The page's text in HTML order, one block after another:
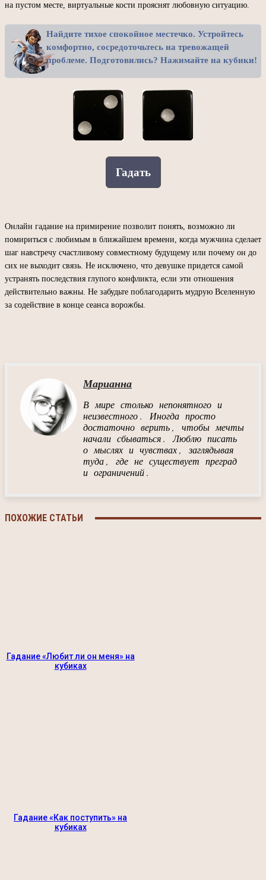
на пустом месте, виртуальные кости прояснят любовную ситуацию.
Найдите тихое спокойное местечко. Устройтесь
комфортно, сосредоточьтесь на тревожащей
проблеме. Подготовились? Нажимайте на кубики!
Гадать
Онлайн гадание на примирение позволит понять, возможно ли
помириться с любимым в ближайшем времени, когда мужчина сделает
шаг навстречу счастливому совместному будущему или почему он до
сих не выходит связь. Не исключено, что девушке придется самой
устранять последствия глупого конфликта, если эти отношения
действительно важны. Не забудьте поблагодарить мудрую Вселенную
за содействие в конце сеанса ворожбы.
Марианна
В мире столько непонятного и
неизвестного. Иногда просто
достаточно верить, чтобы мечты
начали сбываться. Люблю писать
о мыслях и чувствах, заглядывая
туда, где не существует преград
и ограничений.
ПОХОЖИЕ СТАТЬИ
Гадание «Любит ли он меня» на
кубиках
Гадание «Как поступить» на
кубиках